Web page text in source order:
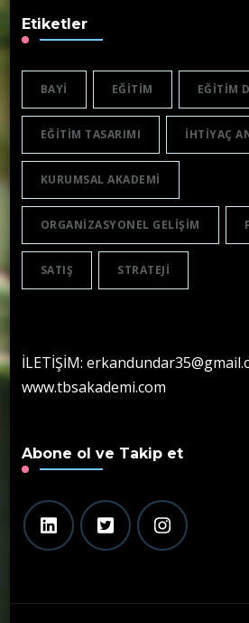
Etiketler
BAYI EĞITIM EĞITIM
EĞITIM TASARIMI IHTIYAÇ
KURUMSAL AKADEMI
ORGANIZASYONEL GELIŞIM
SATIŞ STRATEJI
İLETİŞİM:
www.tbsakademi.com
Abone ol ve Takip et